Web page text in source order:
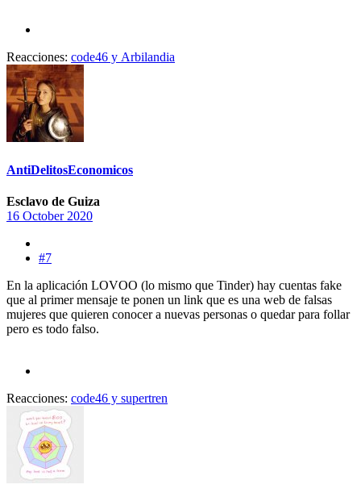
Reacciones: code46 y Arbilandia
AntiDelitosEconomicos
Esclavo de Guiza
16 October 2020
#7
En la aplicación LOVOO (lo mismo que Tinder) hay cuentas fake
que al primer mensaje te ponen un link que es una web de falsas
mujeres que quieren conocer a nuevas personas o quedar para follar
pero es todo falso.
Reacciones: code46 y supertren